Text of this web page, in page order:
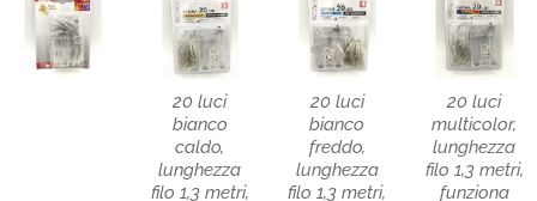
20 luci
bianco
caldo,
lunghezza
filo 1,3 metri,
20 luci
bianco
freddo,
lunghezza
filo 1,3 metri,
20 luci
multicolor,
lunghezza
filo 1,3 metri,
funziona